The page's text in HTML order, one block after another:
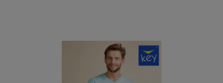
do koszyka